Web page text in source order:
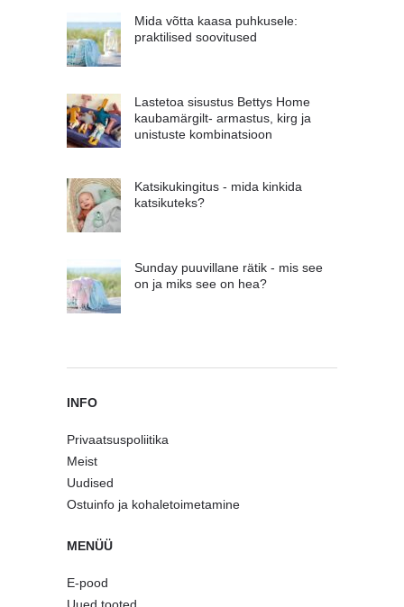
Mida võtta kaasa puhkusele:
praktilised soovitused
Lastetoa sisustus Bettys Home
kaubamärgilt- armastus, kirg ja
unistuste kombinatsioon
Katsikukingitus - mida kinkida
katsikuteks?
Sunday puuvillane rätik - mis see
on ja miks see on hea?
INFO
Privaatsuspoliitika
Meist
Uudised
Ostuinfo ja kohaletoimetamine
MENÜÜ
E-pood